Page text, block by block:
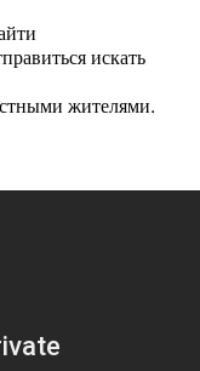
искать
жителями.